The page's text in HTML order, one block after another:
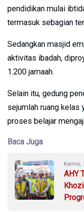
pendidikan mulai
termasuk sebagian
Sedangkan masjid
aktivitas ibadah,
1.200 jamaah.
Selain itu, gedung
sejumlah ruang kelas
proses belajar
Baca Juga
Kamis,
AHY